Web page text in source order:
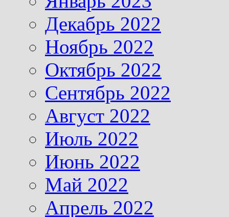
Декабрь 2022
Ноябрь 2022
Октябрь 2022
Сентябрь 2022
Август 2022
Июль 2022
Июнь 2022
Май 2022
Апрель 2022